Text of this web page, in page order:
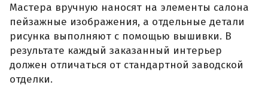
Мастера вручную наносят на элементы салона
пейзажные изображения, а отдельные детали
рисунка выполняют с помощью вышивки. В
результате каждый заказанный интерьер
должен отличаться от стандартной заводской
отделки.